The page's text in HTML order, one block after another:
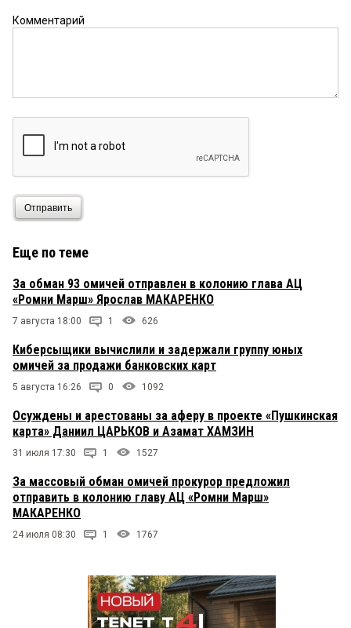
Комментарий
Отправить
Еще по теме
За обман 93 омичей отправлен в колонию глава АЦ
«Ромни Марш» Ярослав МАКАРЕНКО
7 августа 18:00 1 626
Киберсыщики вычислили и задержали группу юных
омичей за продажи банковских карт
5 августа 16:26 0 1092
Осуждены и арестованы за аферу в проекте «Пушкинская
карта» Даниил ЦАРЬКОВ и Азамат ХАМЗИН
31 июля 17:30 1 1527
За массовый обман омичей прокурор предложил
отправить в колонию главу АЦ «Ромни Марш»
МАКАРЕНКО
24 июля 08:30 1 1767